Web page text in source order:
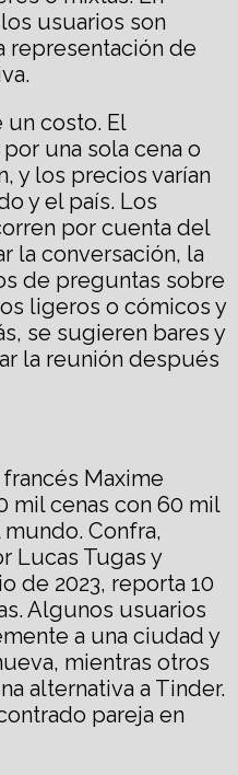
usuarios son
representación de
un costo. El
una sola cena o
y los precios varían
y el país. Los
por cuenta del
la conversación, la
de preguntas sobre
ligeros o cómicos y
se sugieren bares y
la reunión después
Maxime
mil cenas con 60 mil
Confra,
Lucas Tugas y
de 2023, reporta 10
Algunos usuarios
a una ciudad y
mientras otros
alternativa a Tinder.
pareja en